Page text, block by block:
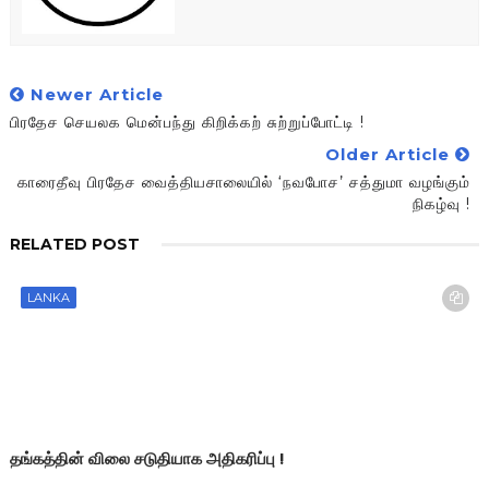
Newer Article
பிரதேச செயலக மென்பந்து கிறிக்கற் சுற்றுப்போட்டி !
Older Article
காரைதீவு பிரதேச வைத்தியசாலையில் ‘நவபோச’ சத்துமா வழங்கும்
நிகழ்வு !
RELATED POST
LANKA
தங்கத்தின் விலை சடுதியாக அதிகரிப்பு !